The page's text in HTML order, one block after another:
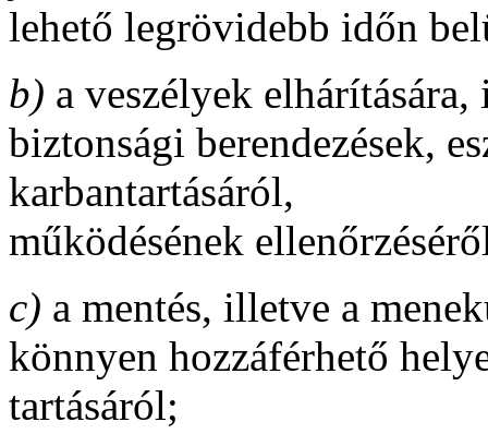
lehető legrövidebb időn
b) a veszélyek
biztonsági berendezések,
karbantartásáról,
működésének
c) a mentés, illetve a
könnyen hozzáférhető
tartásáról;